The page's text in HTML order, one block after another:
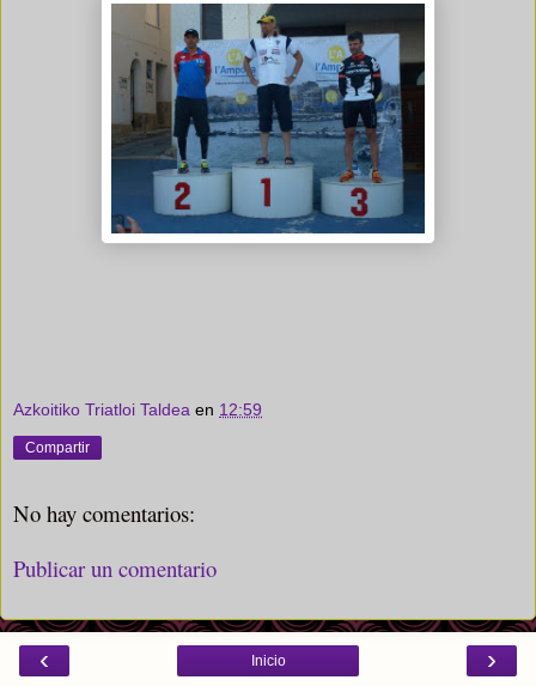
Azkoitiko Triatloi Taldea en 12:59
Compartir
No hay comentarios:
Publicar un comentario
‹ ›
Inicio